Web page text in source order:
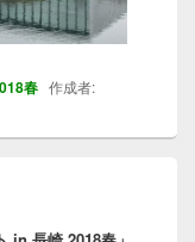
春 作成者: